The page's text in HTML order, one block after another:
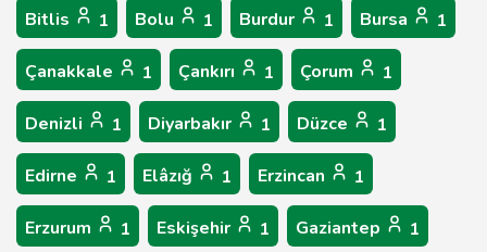
Bitlis 1 Bolu 1 Burdur 1 Bursa 1
Çanakkale 1 Çankırı 1 Çorum 1
Denizli 1 Diyarbakır 1 Düzce 1
Edirne 1 Elâzığ 1 Erzincan 1
Erzurum 1 Eskişehir 1 Gaziantep 1